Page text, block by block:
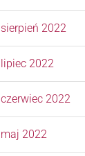
sierpień 2022
lipiec 2022
czerwiec 2022
maj 2022